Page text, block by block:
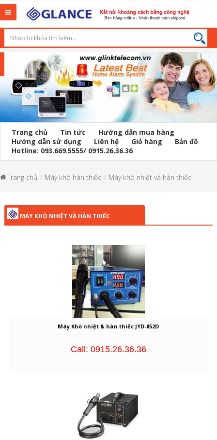
Toggle
navigation
Trang chủ Tin tức
Hướng dẫn mua hàng
Hướng dẫn sử dụng
Liên hệ Giỏ hàng
Bản đồ
Hotline: 093.669.5555/ 0915.26.36.36
Trang chủ Máy khò hàn thiếc Máy khò nhiệt và hàn thiếc
MÁY KHÒ NHIỆT VÀ HÀN THIẾC
Máy Khò nhiệt & hàn thiếc JYD-852D
Call: 0915.26.36.36